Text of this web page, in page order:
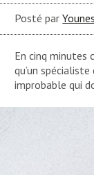
Posté parYounes
En cinq minutes
qu’un
improbable qui